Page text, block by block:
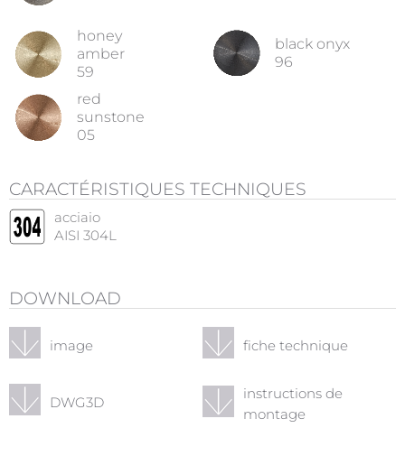
honey
amber
59
black onyx
96
red
sunstone
05
CARACTÉRISTIQUES TECHNIQUES
acciaio
AISI 304L
DOWNLOAD
image fiche technique
DWG3D
instructions de
montage